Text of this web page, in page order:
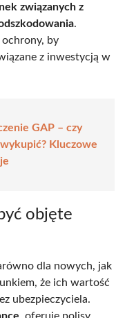
związanych z
.
by
z inwestycją w
GAP – czy
Kluczowe
objęte
dla nowych, jak
że ich wartość
ubezpieczyciela.
, oferuje polisy